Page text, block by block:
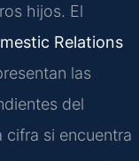
hijos. El
Relations
las
del
cifra si encuentra